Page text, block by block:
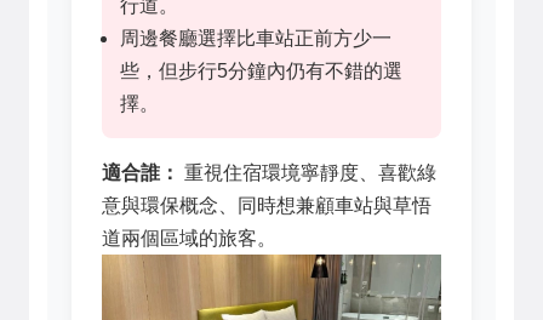
行道。
周邊餐廳選擇比車站正前方少一
些，但步行5分鐘內仍有不錯的選
擇。
適合誰： 重視住宿環境寧靜度、喜歡綠
意與環保概念、同時想兼顧車站與草悟
道兩個區域的旅客。